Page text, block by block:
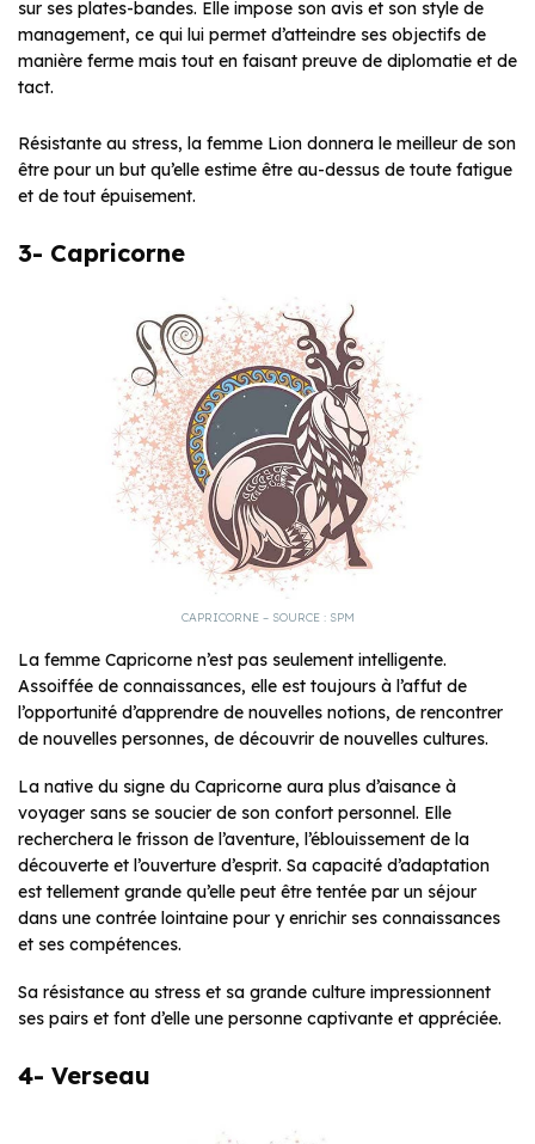
sur ses plates-bandes. Elle impose son avis et son style de
management, ce qui lui permet d’atteindre ses objectifs de
manière ferme mais tout en faisant preuve de diplomatie et de
tact.
Résistante au stress, la femme Lion donnera le meilleur de son
être pour un but qu’elle estime être au-dessus de toute fatigue
et de tout épuisement.
3- Capricorne
CAPRICORNE – SOURCE : SPM
La femme Capricorne n’est pas seulement intelligente.
Assoiffée de connaissances, elle est toujours à l’affut de
l’opportunité d’apprendre de nouvelles notions, de rencontrer
de nouvelles personnes, de découvrir de nouvelles cultures.
La native du signe du Capricorne aura plus d’aisance à
voyager sans se soucier de son confort personnel. Elle
recherchera le frisson de l’aventure, l’éblouissement de la
découverte et l’ouverture d’esprit. Sa capacité d’adaptation
est tellement grande qu’elle peut être tentée par un séjour
dans une contrée lointaine pour y enrichir ses connaissances
et ses compétences.
Sa résistance au stress et sa grande culture impressionnent
ses pairs et font d’elle une personne captivante et appréciée.
4- Verseau